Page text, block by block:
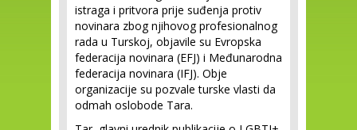
istraga i pritvora prije suđenja protiv
novinara zbog njihovog profesionalnog
rada u Turskoj, objavile su Evropska
federacija novinara (EFJ) i Međunarodna
federacija novinara (IFJ). Obje
organizacije su pozvale turske vlasti da
odmah oslobode Tara.